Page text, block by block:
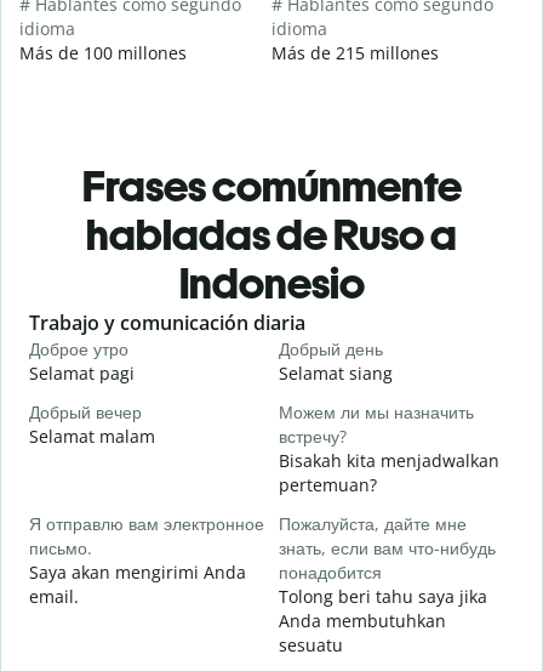
idioma
Más de 100 millones
idioma
Más de 215 millones
Frases comúnmente
habladas de Ruso a
Indonesio
Slide 1 of 6
Trabajo y comunicación diaria
Доброе утро
Selamat pagi
Добрый день
Selamat siang
Добрый вечер
Selamat malam
Можем ли мы назначить
встречу?
Bisakah kita menjadwalkan
pertemuan?
Я отправлю вам электронное
письмо.
Saya akan mengirimi Anda
email.
Пожалуйста, дайте мне
знать, если вам что-нибудь
понадобится
Tolong beri tahu saya jika
Anda membutuhkan
sesuatu